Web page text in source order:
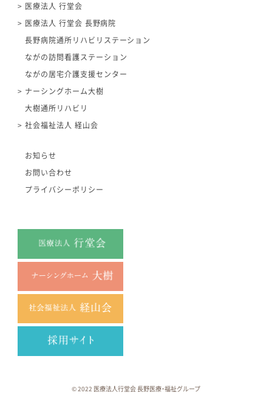
医療法人 行堂会
医療法人 行堂会 長野病院
長野病院通所リハビリステーション
ながの訪問看護ステーション
ながの居宅介護支援センター
ナーシングホーム大樹
大樹通所リハビリ
社会福祉法人 経山会
お知らせ
お問い合わせ
プライバシーポリシー
© 2022 医療法人行堂会 長野医療・福祉グループ